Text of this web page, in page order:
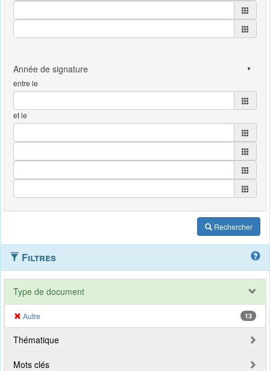
entre le
et le
Rechercher
Filtres
Type de document
Autre 13
Thématique
Mots clés